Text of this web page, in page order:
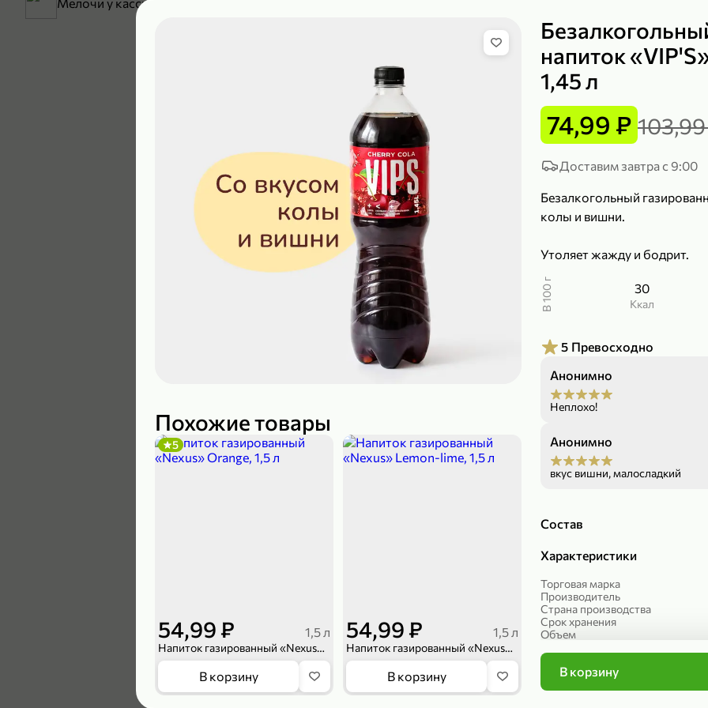
Похожие товары
54,99 ₽ 1,5 л
Напиток газированный «Nexus» Orange, 1,5 л
5
В корзину
54,99 ₽ 1,5 л
Напиток газированный «Nexus» Lemon-lime, 1,5 л
В корзину
напиток
1,45 л
74,99 ₽
Доставим завтра с 9:00
Безалкогольный
колы и вишни.
Утоляет жажду и бодрит.
В 100 г 30
ккал
5 Превосходно
Анонимно
Неплохо!
Анонимно
вкус вишни, малосладкий
Состав
Характеристики
Торговая марка
Производитель
Страна производства
Срок хранения
Объем
Упаковка
Степень газирования
Вкус воды, сока
В корзину
200 г
В корзину
120 г
Полотенца бумажные «Soffione» MENU, 2 рулона, 120 г
39,99 ₽
В корзину
300 г
В корзину
5
149,99 ₽
169,99 ₽
689,99 ₽
839,99 ₽
59,99